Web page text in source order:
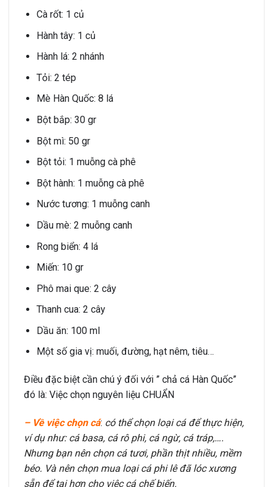
Cà rốt: 1 củ
Hành tây: 1 củ
Hành lá: 2 nhánh
Tỏi: 2 tép
Mè Hàn Quốc: 8 lá
Bột bắp: 30 gr
Bột mì: 50 gr
Bột tỏi: 1 muỗng cà phê
Bột hành: 1 muỗng cà phê
Nước tương: 1 muỗng canh
Dầu mè: 2 muỗng canh
Rong biển: 4 lá
Miến: 10 gr
Phô mai que: 2 cây
Thanh cua: 2 cây
Dầu ăn: 100 ml
Một số gia vị: muối, đường, hạt nêm, tiêu…
Điều đặc biệt cần chú ý đối với ” chả cá Hàn Quốc”
đó là: Việc chọn nguyên liệu CHUẨN
– Về việc chọn cá: có thể chọn loại cá để thực hiện,
ví dụ như: cá basa, cá rô phi, cá ngừ, cá tráp,….
Nhưng bạn nên chọn cá tươi, phần thịt nhiều, mềm
béo. Và nên chọn mua loại cá phi lê đã lóc xương
sẵn để tại hơn cho việc cá chế biến.